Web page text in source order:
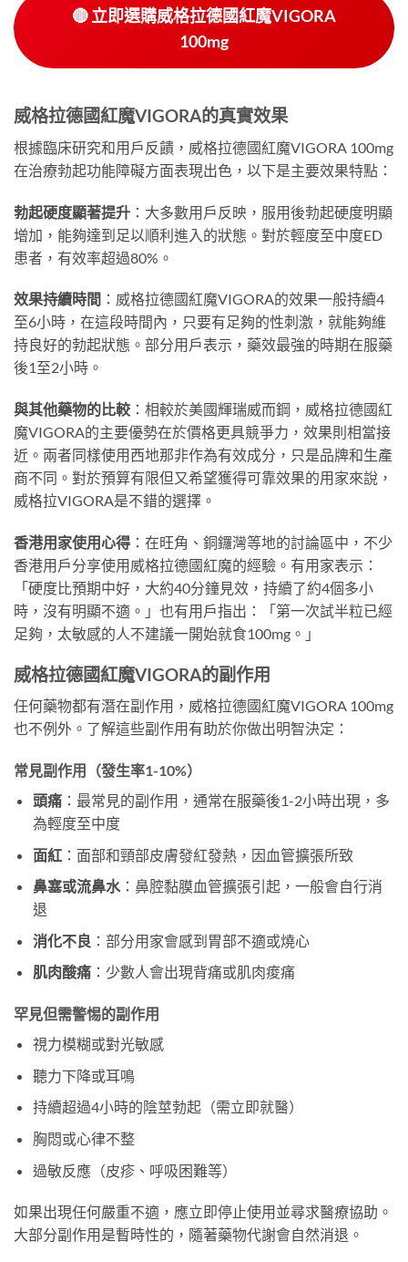
🔴 立即選購威格拉德國紅魔VIGORA
100mg
威格拉德國紅魔VIGORA的真實效果
根據臨床研究和用戶反饋，威格拉德國紅魔VIGORA 100mg
在治療勃起功能障礙方面表現出色，以下是主要效果特點：
勃起硬度顯著提升 ：大多數用戶反映，服用後勃起硬度明顯
增加，能夠達到足以順利進入的狀態。對於輕度至中度ED
患者，有效率超過80%。
效果持續時間 ：威格拉德國紅魔VIGORA的效果一般持續4
至6小時，在這段時間內，只要有足夠的性刺激，就能夠維
持良好的勃起狀態。部分用戶表示，藥效最強的時期在服藥
後1至2小時。
與其他藥物的比較 ：相較於美國輝瑞威而鋼，威格拉德國紅
魔VIGORA的主要優勢在於價格更具競爭力，效果則相當接
近。兩者同樣使用西地那非作為有效成分，只是品牌和生產
商不同。對於預算有限但又希望獲得可靠效果的用家來說，
威格拉VIGORA是不錯的選擇。
香港用家使用心得 ：在旺角、銅鑼灣等地的討論區中，不少
香港用戶分享使用威格拉德國紅魔的經驗。有用家表示：
「硬度比預期中好，大約40分鐘見效，持續了約4個多小
時，沒有明顯不適。」也有用戶指出：「第一次試半粒已經
足夠，太敏感的人不建議一開始就食100mg。」
威格拉德國紅魔VIGORA的副作用
任何藥物都有潛在副作用，威格拉德國紅魔VIGORA 100mg
也不例外。了解這些副作用有助於你做出明智決定：
常見副作用（發生率1-10%）
頭痛：最常見的副作用，通常在服藥後1-2小時出現，多
為輕度至中度
面紅：面部和頸部皮膚發紅發熱，因血管擴張所致
鼻塞或流鼻水：鼻腔黏膜血管擴張引起，一般會自行消
退
消化不良 ：部分用家會感到胃部不適或燒心
肌肉酸痛：少數人會出現背痛或肌肉痠痛
罕見但需警惕的副作用
視力模糊或對光敏感
聽力下降或耳鳴
持續超過4小時的陰莖勃起（需立即就醫）
胸悶或心律不整
過敏反應（皮疹、呼吸困難等）
如果出現任何嚴重不適，應立即停止使用並尋求醫療協助。
大部分副作用是暫時性的，隨著藥物代謝會自然消退。